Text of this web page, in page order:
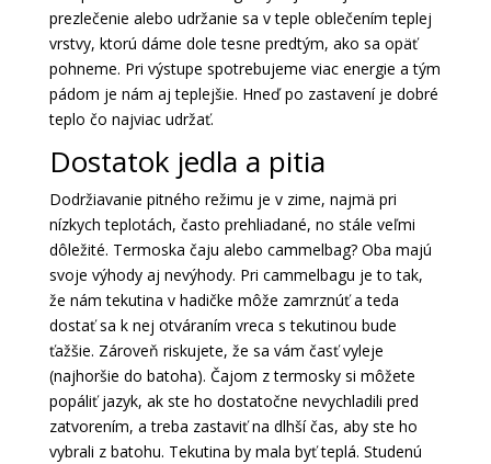
prezlečenie alebo udržanie sa v teple oblečením teplej
vrstvy, ktorú dáme dole tesne predtým, ako sa opäť
pohneme. Pri výstupe spotrebujeme viac energie a tým
pádom je nám aj teplejšie. Hneď po zastavení je dobré
teplo čo najviac udržať.
Dostatok jedla a pitia
Dodržiavanie pitného režimu je v zime, najmä pri
nízkych teplotách, často prehliadané, no stále veľmi
dôležité. Termoska čaju alebo cammelbag? Oba majú
svoje výhody aj nevýhody. Pri cammelbagu je to tak,
že nám tekutina v hadičke môže zamrznúť a teda
dostať sa k nej otváraním vreca s tekutinou bude
ťažšie. Zároveň riskujete, že sa vám časť vyleje
(najhoršie do batoha). Čajom z termosky si môžete
popáliť jazyk, ak ste ho dostatočne nevychladili pred
zatvorením, a treba zastaviť na dlhší čas, aby ste ho
vybrali z batohu. Tekutina by mala byť teplá. Studenú